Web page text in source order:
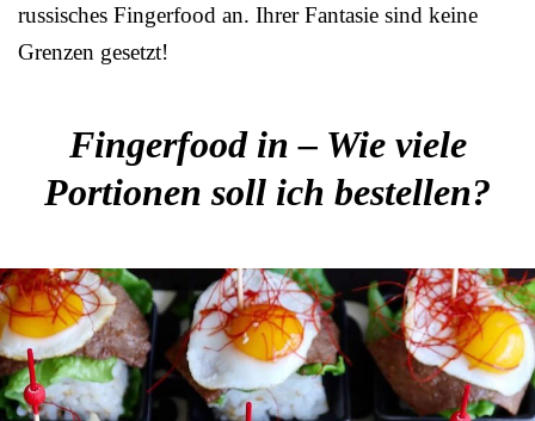
russisches Fingerfood an. Ihrer Fantasie sind keine
Grenzen gesetzt!
Fingerfood in – Wie viele
Portionen soll ich bestellen?